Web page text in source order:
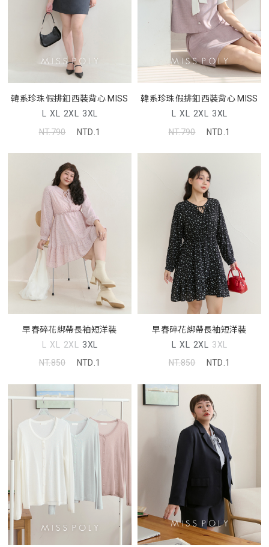
韓系珍珠假排釦西裝背心 MISS
L XL 2XL 3XL
NT.790
NTD.1
韓系珍珠假排釦西裝背心 MISS
L XL 2XL 3XL
NT.790
NTD.1
早春碎花綁帶長袖短洋裝
L XL 2XL 3XL
NT.850
NTD.1
早春碎花綁帶長袖短洋裝
L XL 2XL 3XL
NT.850
NTD.1